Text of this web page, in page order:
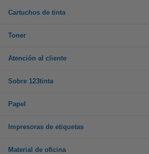
Cartuchos de tinta
Toner
Atención al cliente
Sobre 123tinta
Papel
Impresoras de etiquetas
Material de oficina